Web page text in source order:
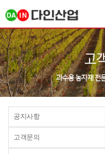
공지사항
고객문의